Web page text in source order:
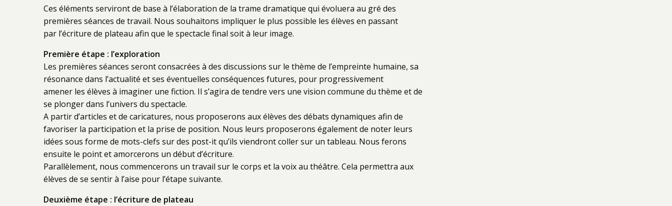
Ces éléments serviront de base à l’élaboration de la trame dramatique qui évoluera au gré des
premières séances de travail. Nous souhaitons impliquer le plus possible les élèves en passant
par l’écriture de plateau afin que le spectacle final soit à leur image.
Première étape : l’exploration
Les premières séances seront consacrées à des discussions sur le thème de l’empreinte humaine, sa
résonance dans l’actualité et ses éventuelles conséquences futures, pour progressivement
amener les élèves à imaginer une fiction. Il s’agira de tendre vers une vision commune du thème et de
se plonger dans l’univers du spectacle.
A partir d’articles et de caricatures, nous proposerons aux élèves des débats dynamiques afin de
favoriser la participation et la prise de position. Nous leurs proposerons également de noter leurs
idées sous forme de mots-clefs sur des post-it qu’ils viendront coller sur un tableau. Nous ferons
ensuite le point et amorcerons un début d’écriture.
Parallèlement, nous commencerons un travail sur le corps et la voix au théâtre. Cela permettra aux
élèves de se sentir à l’aise pour l’étape suivante.
Deuxième étape : l’écriture de plateau